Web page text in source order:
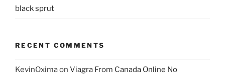
black sprut
RECENT COMMENTS
KevinOximaon Viagra From Canada Online No